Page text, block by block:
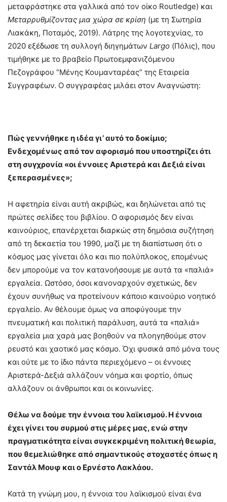
μεταφράστηκε στα γαλλικά από τον οίκο Routledge) και
Μεταρρυθμίζοντας μια χώρα σε κρίση (με τη Σωτηρία
Λιακάκη, Ποταμός, 2019). Λάτρης της λογοτεχνίας, το
2020 εξέδωσε τη συλλογή διηγημάτων Largo (Πόλις), που
τιμήθηκε με το βραβείο Πρωτοεμφανιζόμενου
Πεζογράφου “Μένης Κουμανταρέας” της Εταιρεία
Συγγραφέων. Ο συγγραφέας μιλάει στον Αναγνώστη:
Πώς γεννήθηκε η ιδέα γι’ αυτό το δοκίμιο;
Ενδεχομένως από τον αφορισμό που υποστηρίζει ότι
στη συγχρονία «οι έννοιες Αριστερά και Δεξιά είναι
ξεπερασμένες»;
Η αφετηρία είναι αυτή ακριβώς, και δηλώνεται από τις
πρώτες σελίδες του βιβλίου. Ο αφορισμός δεν είναι
καινούριος, επανέρχεται διαρκώς στη δημόσια συζήτηση
από τη δεκαετία του 1990, μαζί με τη διαπίστωση ότι ο
κόσμος μας γίνεται όλο και πιο πολύπλοκος, επομένως
δεν μπορούμε να τον κατανοήσουμε με αυτά τα «παλιά»
εργαλεία. Ωστόσο, όσοι κανοναρχούν σχετικώς, δεν
έχουν συνήθως να προτείνουν κάποιο καινούριο νοητικό
εργαλείο. Αν θέλουμε όμως να αποφύγουμε την
πνευματική και πολιτική παράλυση, αυτά τα «παλιά»
εργαλεία μια χαρά μας βοηθούν να πλοηγηθούμε στον
ρευστό και χαοτικό μας κόσμο. Όχι φυσικά από μόνα τους
και ούτε με το ίδιο πάντα περιεχόμενο – οι έννοιες
Αριστερά-Δεξιά αλλάζουν νόημα και φορτίο, όπως
αλλάζουν οι άνθρωποι και οι κοινωνίες.
Θέλω να δούμε την έννοια του λαϊκισμού. Η έννοια
έχει γίνει του συρμού στις μέρες μας, ενώ στην
πραγματικότητα είναι συγκεκριμένη πολιτική θεωρία,
που θεμελιώθηκε από σημαντικούς στοχαστές όπως η
Σαντάλ Μουφ και ο Ερνέστο Λακλάου.
Κατά τη γνώμη μου, η έννοια του λαϊκισμού είναι ένα